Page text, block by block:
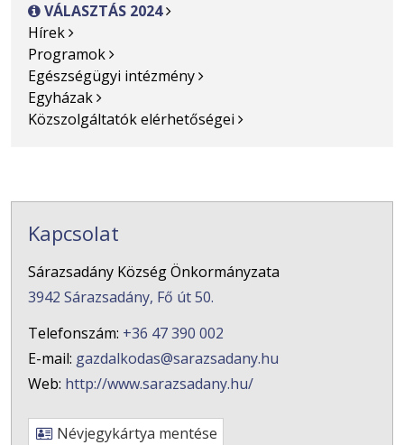
 VÁLASZTÁS 2024
Hírek
Programok
Egészségügyi intézmény
Egyházak
Közszolgáltatók elérhetőségei
Kapcsolat
Sárazsadány Község Önkormányzata
3942 Sárazsadány, Fő út 50.
Telefonszám: +36 47 390 002
E-mail: gazdalkodas@sarazsadany.hu
Web: http://www.sarazsadany.hu/
Névjegykártya mentése